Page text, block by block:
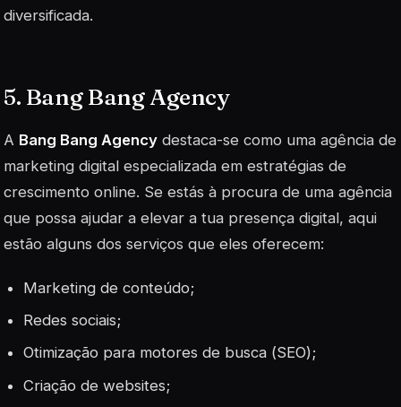
diversificada.
5. Bang Bang Agency
A Bang Bang Agency destaca-se como uma agência de
marketing digital especializada em estratégias de
crescimento online. Se estás à procura de uma agência
que possa ajudar a elevar a tua presença digital, aqui
estão alguns dos serviços que eles oferecem:
Marketing de conteúdo;
Redes sociais;
Otimização para motores de busca (SEO);
Criação de websites;